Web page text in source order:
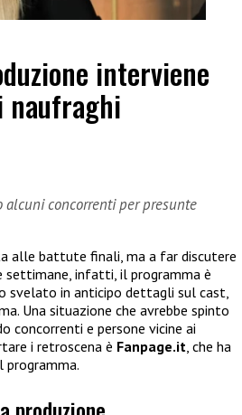
interviene
naufraghi
alcuni concorrenti per presunte
alle battute finali, ma a far discutere
infatti, il programma è
svelato in anticipo dettagli sul cast,
Una situazione che avrebbe spinto
concorrenti e persone vicine ai
i retroscena è Fanpage.it, che ha